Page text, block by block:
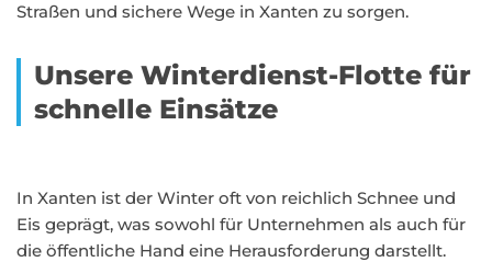
Straßen und sichere Wege in Xanten zu sorgen.
Unsere Winterdienst-Flotte für
schnelle Einsätze
In Xanten ist der Winter oft von reichlich Schnee und
Eis geprägt, was sowohl für Unternehmen als auch für
die öffentliche Hand eine Herausforderung darstellt.